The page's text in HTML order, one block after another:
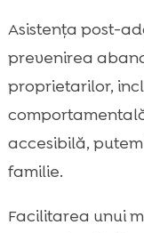
Asistența post-
prevenirea
proprietarilor,
accesibilă,
familie.
Facilitarea unui